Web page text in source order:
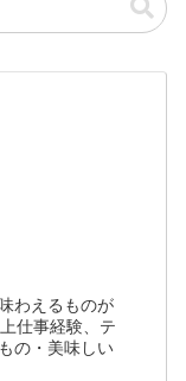
わえるものが
仕事経験、テ
の・美味しい